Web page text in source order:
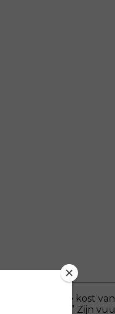
Verlichte kost
verdedigen?” Zijn